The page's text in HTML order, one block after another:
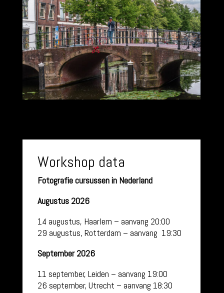
Workshop data
Fotografie cursussen in Nederland
Augustus 2026
14 augustus, Haarlem – aanvang 20:00
29 augustus, Rotterdam – aanvang 19:30
September 2026
11 september, Leiden – aanvang 19:00
26 september, Utrecht – aanvang 18:30